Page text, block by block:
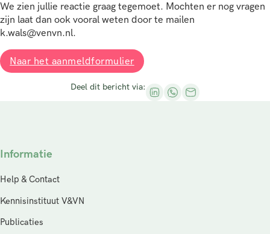
We zien jullie reactie graag tegemoet. Mochten er nog vragen
zijn laat dan ook vooral weten door te mailen
k.wals@venvn.nl.
Naar het aanmeldformulier
Deel dit bericht via:
Informatie
Help & Contact
Kennisinstituut V&VN
Publicaties